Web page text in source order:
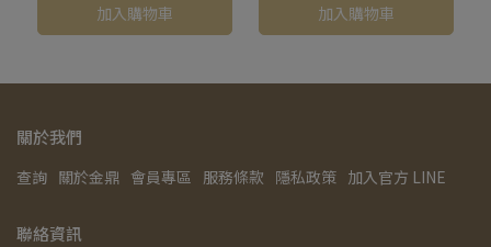
加入購物車 加入購物車
關於我們
查詢 關於金鼎 會員專區 服務條款 隱私政策 加入官方 LINE
聯絡資訊